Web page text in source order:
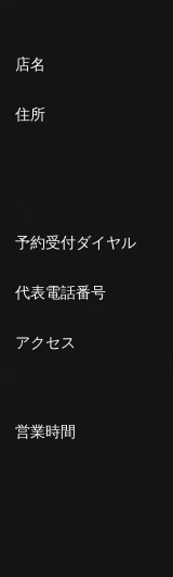
店名
住所
予約受付ダイヤル
代表電話番号
アクセス
営業時間